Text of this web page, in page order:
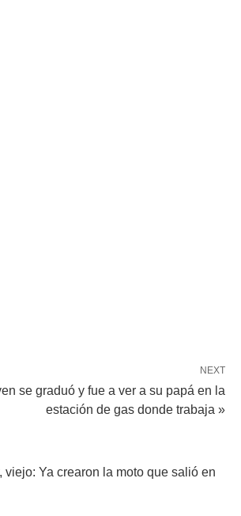
NEXT
se graduó y fue a ver a su papá en la
estación de gas donde trabaja »
viejo: Ya crearon la moto que salió en